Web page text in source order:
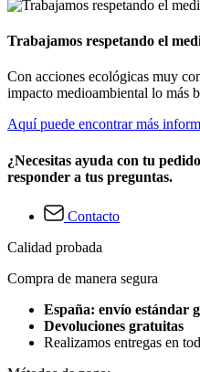
Trabajamos respetando el
Con acciones ecológicas muy
impacto medioambiental lo más
Aquí puede encontrar más
¿Necesitas ayuda con tu
responder a tus preguntas.
Contacto
Calidad probada
Compra de manera segura
España: envío estándar
Devoluciones gratuitas
Realizamos entregas en